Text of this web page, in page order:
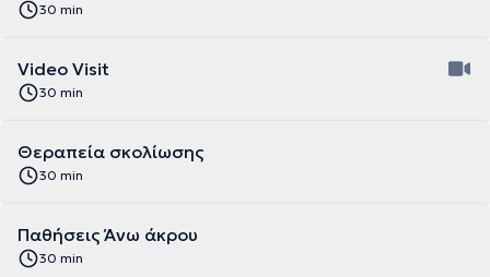
30 min
Video Visit
30 min
Θεραπεία σκολίωσης
30 min
Παθήσεις Άνω άκρου
30 min